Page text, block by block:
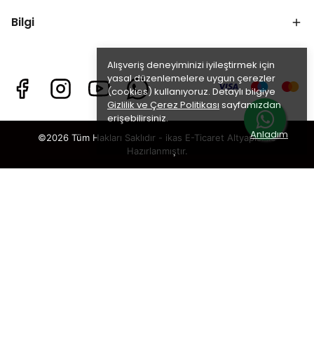
Alışveriş deneyiminizi iyileştirmek için
yasal düzenlemelere uygun çerezler
(cookies) kullanıyoruz. Detaylı bilgiye
Gizlilik ve Çerez Politikası sayfamızdan
erişebilirsiniz.
Anladım
Bilgi
©2026 Tüm Hakları Saklıdır - ikas E-Ticaret Altyapısı ile
Hazırlanmıştır.